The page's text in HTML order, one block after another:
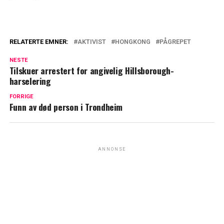
RELATERTE EMNER: AKTIVIST HONGKONG PÅGREPET
NESTE
Tilskuer arrestert for angivelig Hillsborough-
harselering
FORRIGE
Funn av død person i Trondheim
ANNONSE